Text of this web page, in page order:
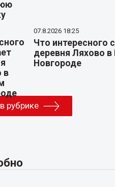
07.8.2026 18:25
Что интересного
деревня Ляхово
Новгороде
рубрике